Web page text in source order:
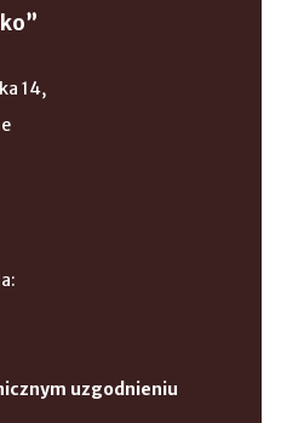
14,
uzgodnieniu